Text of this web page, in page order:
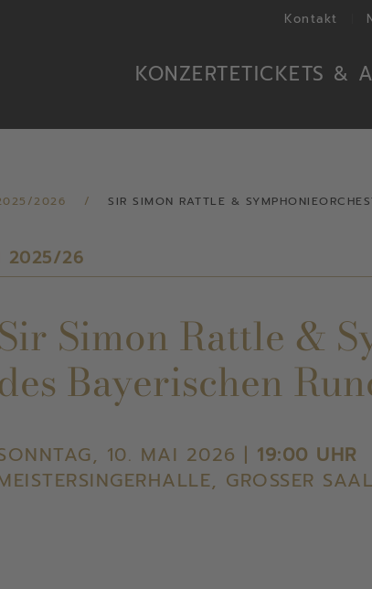
Kontakt
KONZERTETICKETS &
2026 SIR SIMON RATTLE &
2025/26
Simon Rattle &
Bayerischen
10. MAI 2026 | 19:00 UHR
GROSSER SAAL